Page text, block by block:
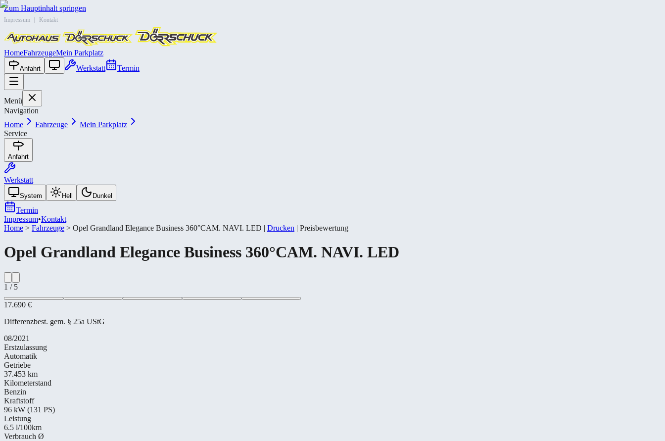
Zum Hauptinhalt springen
Impressum Kontakt
HomeFahrzeugeMein Parkplatz
Anfahrt Werkstatt Termin
Menü
Navigation
Home
Fahrzeuge
Mein Parkplatz
Service
Anfahrt
Werkstatt
System Hell Dunkel
Termin
Impressum•Kontakt
Home > Fahrzeuge > Opel Grandland Elegance Business 360°CAM. NAVI. LED | Drucken | Preisbewertung
Opel Grandland Elegance Business 360°CAM. NAVI. LED
1 / 5
17.690 €
Differenzbest. gem. § 25a UStG
08/2021
Erstzulassung
Automatik
Getriebe
37.453 km
Kilometerstand
Benzin
Kraftstoff
96 kW (131 PS)
Leistung
6.5 l/100km
Verbrauch Ø